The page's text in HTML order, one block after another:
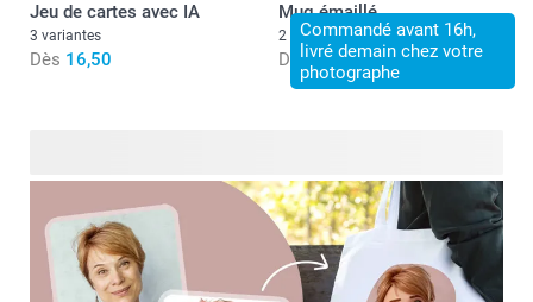
Jeu de cartes avec IA
3 variantes
Dès 16,50
Commandé avant 16h,
livré demain chez votre
photographe
Mug émaillé
2 variantes
Dès 14,50